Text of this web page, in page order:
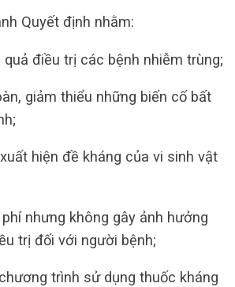
Quyết định nhằm:
điều trị các bệnh nhiễm trùng;
giảm thiểu những biến cố bất
hiện đề kháng của vi sinh vật
nhưng không gây ảnh hưởng
trị đối với người bệnh;
trình sử dụng thuốc kháng